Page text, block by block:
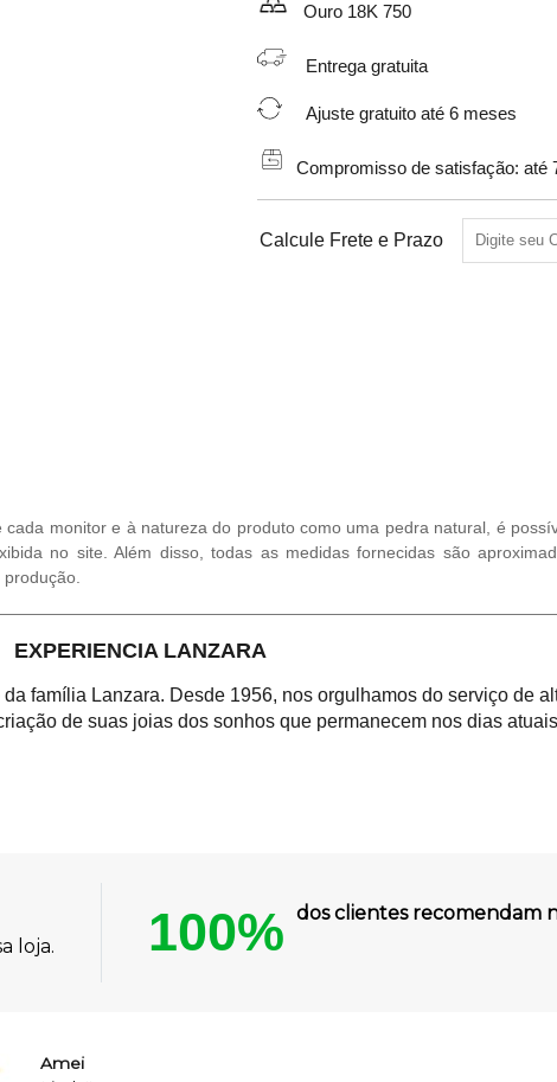
Ouro 18K 750
Entrega gratuita
Ajuste gratuito até 6 meses
Compromisso de satisfação: até
Calcule Frete e Prazo
monitor e à natureza do produto como uma pedra natural, é
no site. Além disso, todas as medidas fornecidas são
EXPERIENCIA LANZARA
família Lanzara. Desde 1956, nos orgulhamos do serviço de
de suas joias dos sonhos que permanecem nos dias
loja. 100% dos clientes recomendam
Amei